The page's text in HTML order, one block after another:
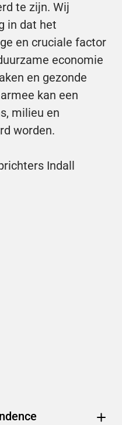
te zijn. Wij
in dat het
en cruciale factor
economie
en gezonde
kan een
milieu en
worden.
Indall